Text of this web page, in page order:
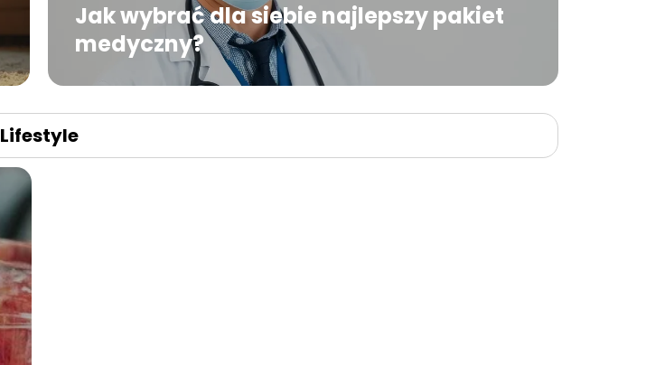
Jak wybrać dla siebie najlepszy pakiet
medyczny?
Lifestyle